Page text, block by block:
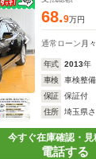
68.9万円
通常ローン 月々
年式 2013年
車検
車検整
保証
保証付
住所
埼玉県
今すぐ在庫確認・見
電話する